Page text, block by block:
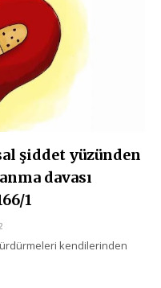
şiddet yüzünden
davası
1
kendilerinden